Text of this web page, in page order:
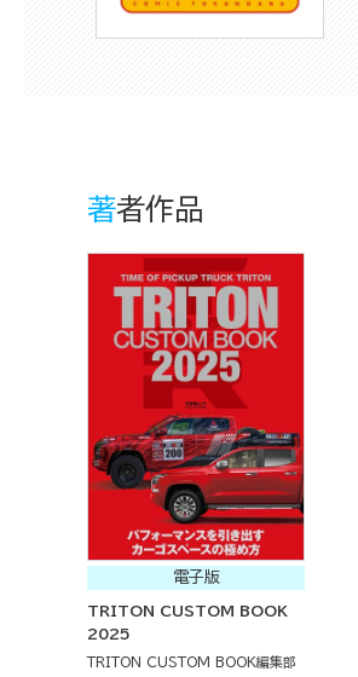
著者作品
電子版
TRITON CUSTOM BOOK
2025
TRITON CUSTOM BOOK編集部